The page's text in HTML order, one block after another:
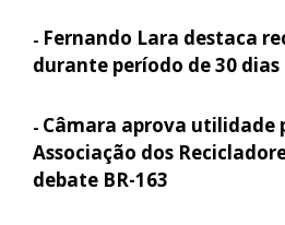
- Fernando Lara destaca
durante período de 30
- Câmara aprova utilidade
Associação dos
debate BR-163